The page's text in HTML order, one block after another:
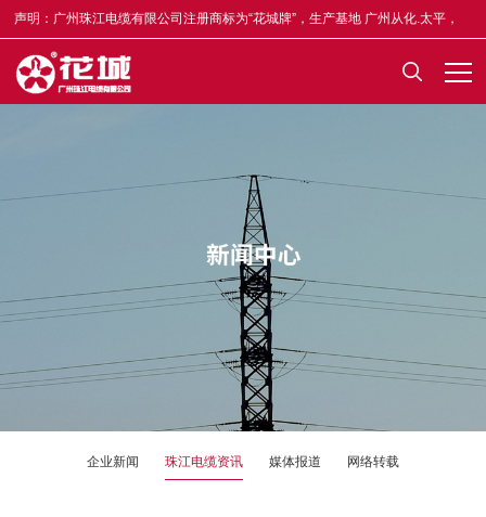
声明：广州珠江电缆有限公司注册商标为“花城牌”，生产基地 广州从化.太平，
合格证均印有“木棉花”标志，凡不符者为假冒，举报奖5-50万元，举报电话
13922335835。
企业新闻 珠江电缆资讯 媒体报道 网络转载